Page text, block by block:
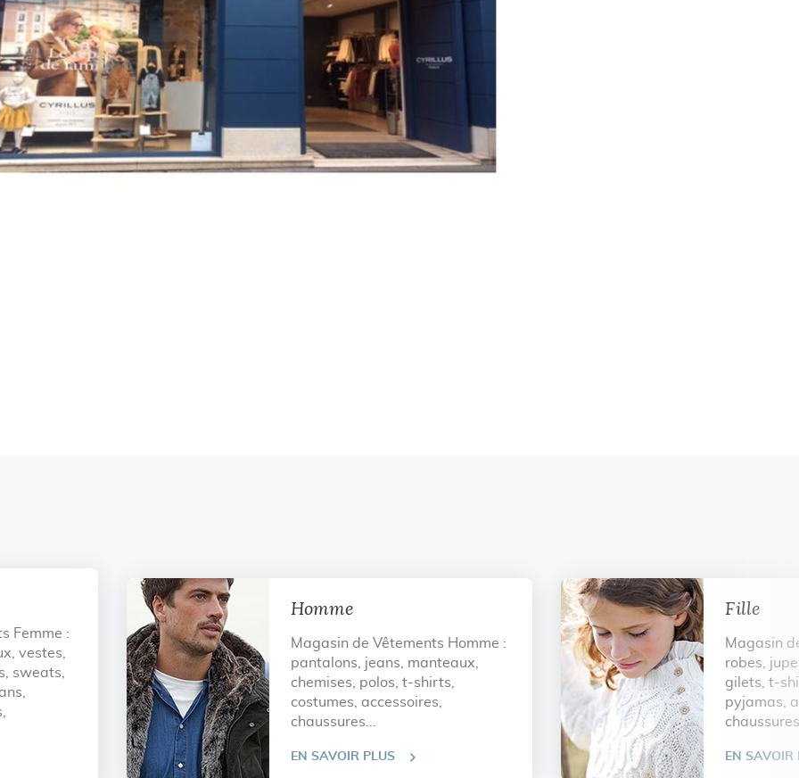
Femme :
vestes,
sweats,
Homme
Magasin de Vêtements Homme :
pantalons, jeans, manteaux,
chemises, polos, t-shirts,
costumes, accessoires,
chaussures...
EN SAVOIR PLUS
Fille
Magasin
robes,
gilets, t-
pyjamas,
EN SAVOIR